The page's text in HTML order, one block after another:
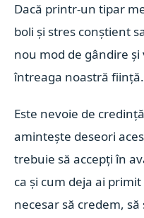
Dacă printr-un tipar
boli și stres conștient
nou mod de gândire
întreaga noastră ființă.
Este nevoie de
amintește deseori
trebuie să accepți în
ca și cum deja ai
necesar să credem,